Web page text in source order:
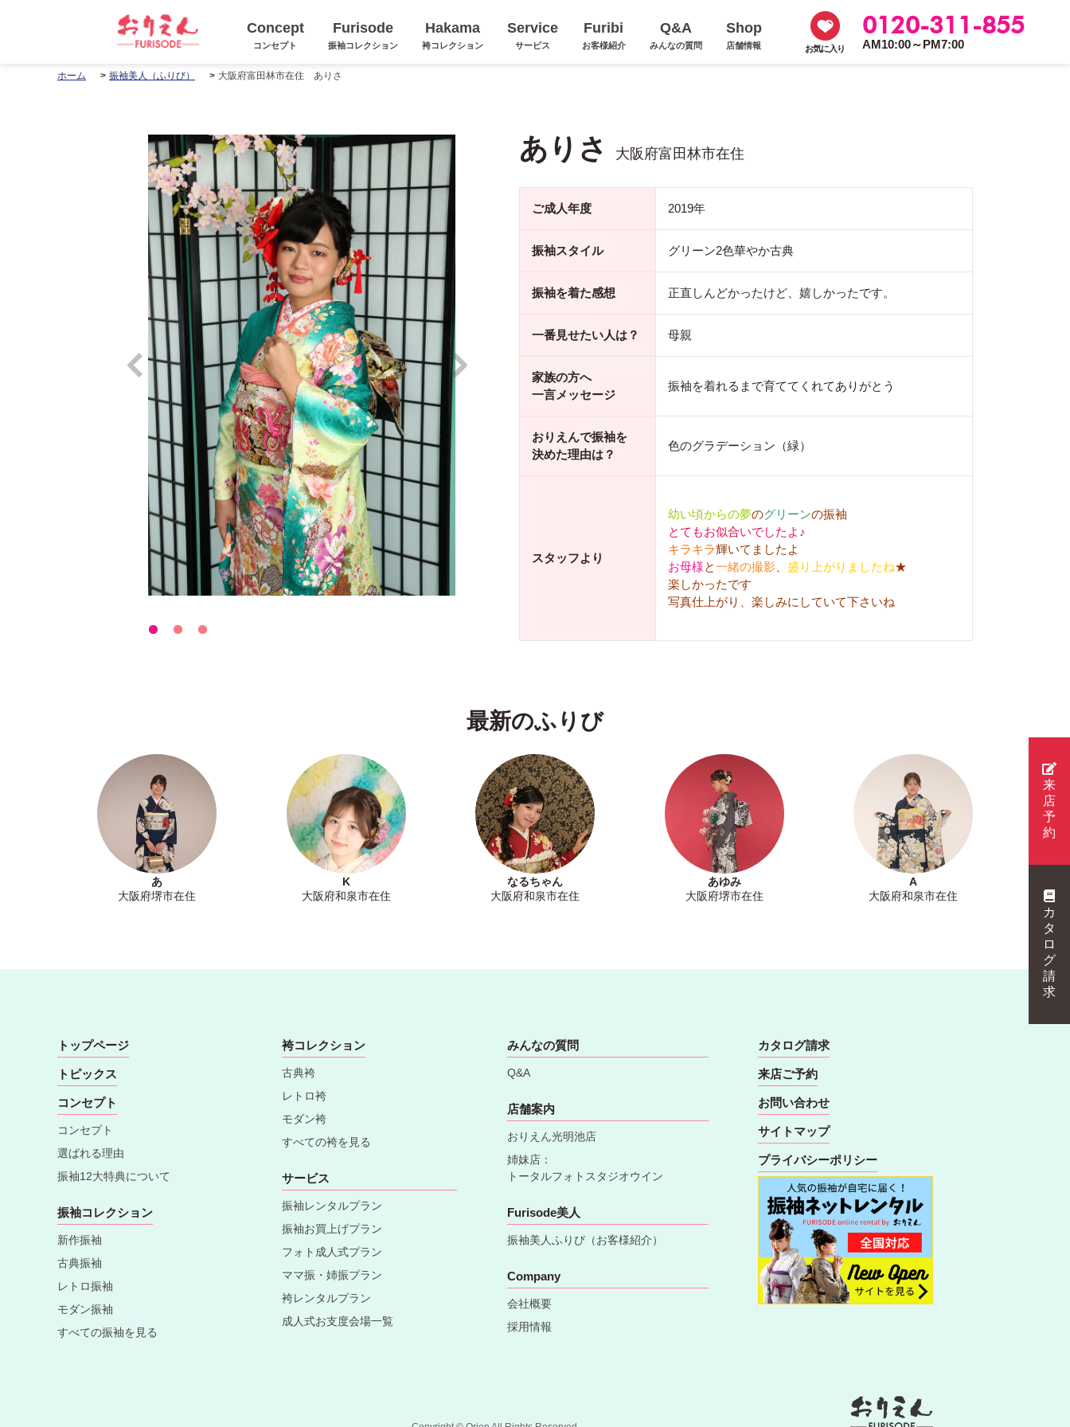
Concept
コンセプト
Furisode
振袖コレクション
Hakama
袴コレクション
Service
サービス
Furibi
お客様紹介
Q&A
みんなの質問
Shop
店舗情報 お気に入り
0120-311-855
AM10:00～PM7:00
ホーム 振袖美人（ふりび） 大阪府富田林市在住 ありさ
ありさ 大阪府富田林市在住
ご成人年度 2019年
振袖スタイル グリーン2色華やか古典
振袖を着た感想 正直しんどかったけど、嬉しかったです。
一番見せたい人は？ 母親
家族の方へ
一言メッセージ
振袖を着れるまで育ててくれてありがとう
おりえんで振袖を
決めた理由は？
色のグラデーション（緑）
スタッフより
幼い頃からの夢のグリーンの振袖
とてもお似合いでしたよ♪
キラキラ輝いてましたよ
お母様と一緒の撮影 盛り上がりましたね★
楽しかったです
写真仕上がり、楽しみにしていて下さいね
最新のふりび
あ
大阪府堺市在住
K
大阪府和泉市在住
なるちゃん
大阪府和泉市在住
あゆみ
大阪府堺市在住
A
大阪府和泉市在住
トップページ
トピックス
コンセプト
コンセプト
選ばれる理由
振袖12大特典について
振袖コレクション
新作振袖
古典振袖
レトロ振袖
モダン振袖
すべての振袖を見る
袴コレクション
古典袴
レトロ袴
モダン袴
すべての袴を見る
サービス
振袖レンタルプラン
振袖お買上げプラン
フォト成人式プラン
ママ振・姉振プラン
袴レンタルプラン
成人式お支度会場一覧
みんなの質問
Q&A
店舗案内
おりえん光明池店
姉妹店：
トータルフォトスタジオウイン
Furisode美人
振袖美人ふりび（お客様紹介）
Company
会社概要
採用情報
カタログ請求
来店ご予約
お問い合わせ
サイトマップ
プライバシーポリシー
来
店
予
約
カ
タ
ロ
グ
請
求